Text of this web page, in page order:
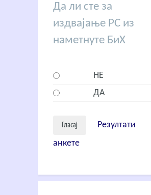
Да ли сте за
издвајање РС из
наметнуте БиХ
НЕ
ДА
Резултати
анкете